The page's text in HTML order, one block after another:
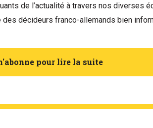
de l’actualité à travers nos diverses
des décideurs franco-allemands bien
pour lire la suite